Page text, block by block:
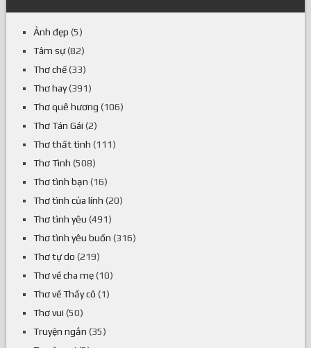
Ảnh đẹp (5)
Tâm sự(82)
Thơ chế(33)
Thơ hay(391)
Thơ quê hương (106)
Thơ Tán Gái (2)
Thơ thất tình (111)
Thơ Tình (508)
Thơ tình bạn (16)
Thơ tình của lính (20)
Thơ tình yêu (491)
Thơ tình yêu buồn (316)
Thơ tự do (219)
Thơ về cha mẹ(10)
Thơ về Thầy cô (1)
Thơ vui (50)
Truyện ngắn (35)